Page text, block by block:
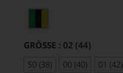
GRÖSSE : 02 (44)
S0 (38) 00 (40) 01 (42)